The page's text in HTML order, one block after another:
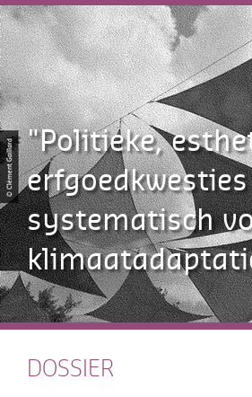
DOSSIER
"Politieke,
systematisch